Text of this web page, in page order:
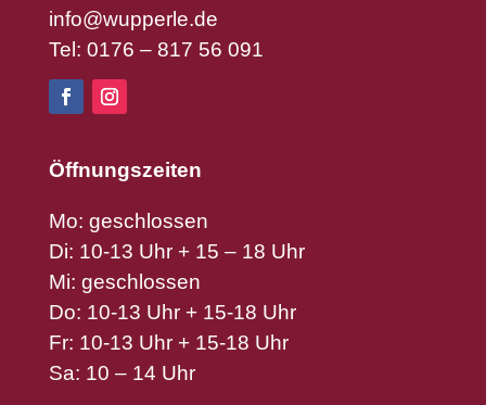
info@wupperle.de
Tel: 0176 – 817 56 091
Öffnungszeiten
Mo: geschlossen
Di: 10-13 Uhr + 15 – 18 Uhr
Mi: geschlossen
Do: 10-13 Uhr + 15-18 Uhr
Fr: 10-13 Uhr + 15-18 Uhr
Sa: 10 – 14 Uhr